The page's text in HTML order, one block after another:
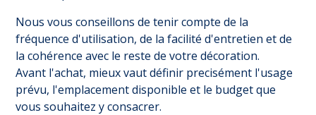
Nous vous conseillons de tenir compte de la
fréquence d'utilisation, de la facilité d'entretien et de
la cohérence avec le reste de votre décoration.
Avant l'achat, mieux vaut définir precisément l'usage
prévu, l'emplacement disponible et le budget que
vous souhaitez y consacrer.